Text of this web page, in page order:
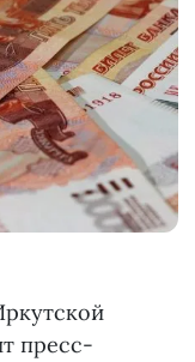
пресс-